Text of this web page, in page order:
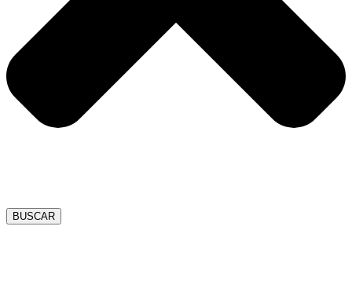
BUSCAR